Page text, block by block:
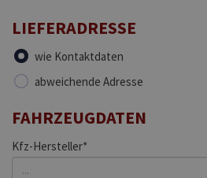
LIEFERADRESSE
wie Kontaktdaten
abweichende Adresse
FAHRZEUGDATEN
Kfz-Hersteller*